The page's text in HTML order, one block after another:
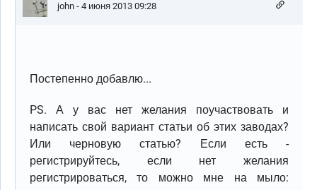
john - 4 июня 2013 09:28
Постепенно добавлю...
PS. А у вас нет желания поучаствовать и
написать свой вариант статьи об этих заводах?
Или черновую статью? Если есть -
регистрируйтесь, если нет желания
регистрироваться, то можно мне на мыло: